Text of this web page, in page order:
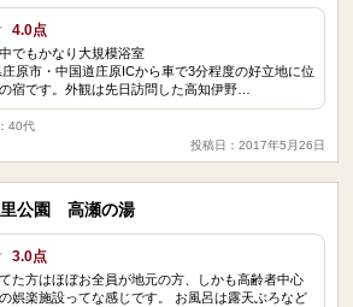
4.0点
宿の中でもかなり大規模浴室
・中国道庄原ICから車で3分程度の好立地に位
宿です。外観は先日訪問した高知伊野…
40代
投稿日：2017年5月26日
公園 高瀬の湯
3.0点
た方はほぼお全員が地元の方、しかも高齢者中心
娯楽施設ってな感じです。 お風呂は露天ぶろなど